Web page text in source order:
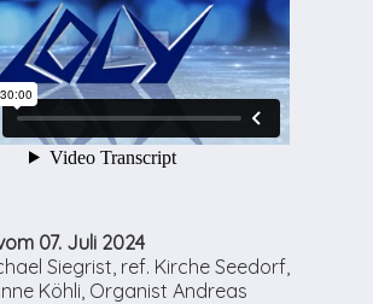
07. Juli 2024
Siegrist, ref. Kirche Seedorf,
Köhli, Organist Andreas